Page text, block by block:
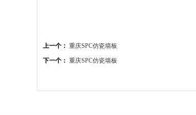
上一个： 重庆SPC仿瓷墙板
下一个： 重庆SPC仿瓷墙板